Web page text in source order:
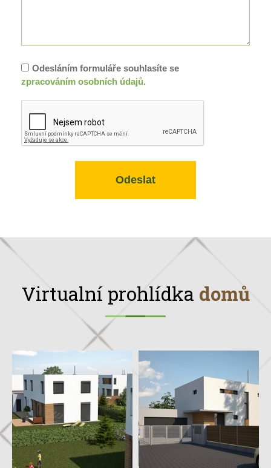
Odesláním formuláře souhlasíte se
zpracováním osobních údajů.
Odeslat
Virtualní prohlídka domů